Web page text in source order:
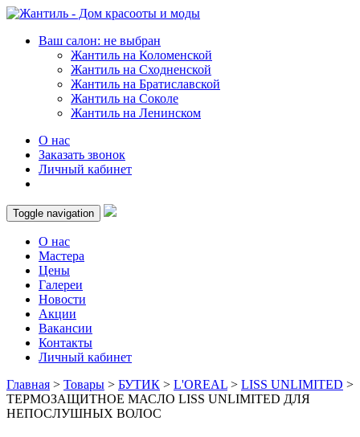
Ваш салон: не выбран
Жантиль на Коломенской
Жантиль на Сходненской
Жантиль на Братиславской
Жантиль на Соколе
Жантиль на Ленинском
О нас
Заказать звонок
Личный кабинет
Toggle navigation
О нас
Мастера
Цены
Галереи
Новости
Акции
Вакансии
Контакты
Личный кабинет
Главная > Товары > БУТИК > L'OREAL > LISS UNLIMITED >
ТЕРМОЗАЩИТНОЕ МАСЛО LISS UNLIMITED ДЛЯ
НЕПОСЛУШНЫХ ВОЛОС